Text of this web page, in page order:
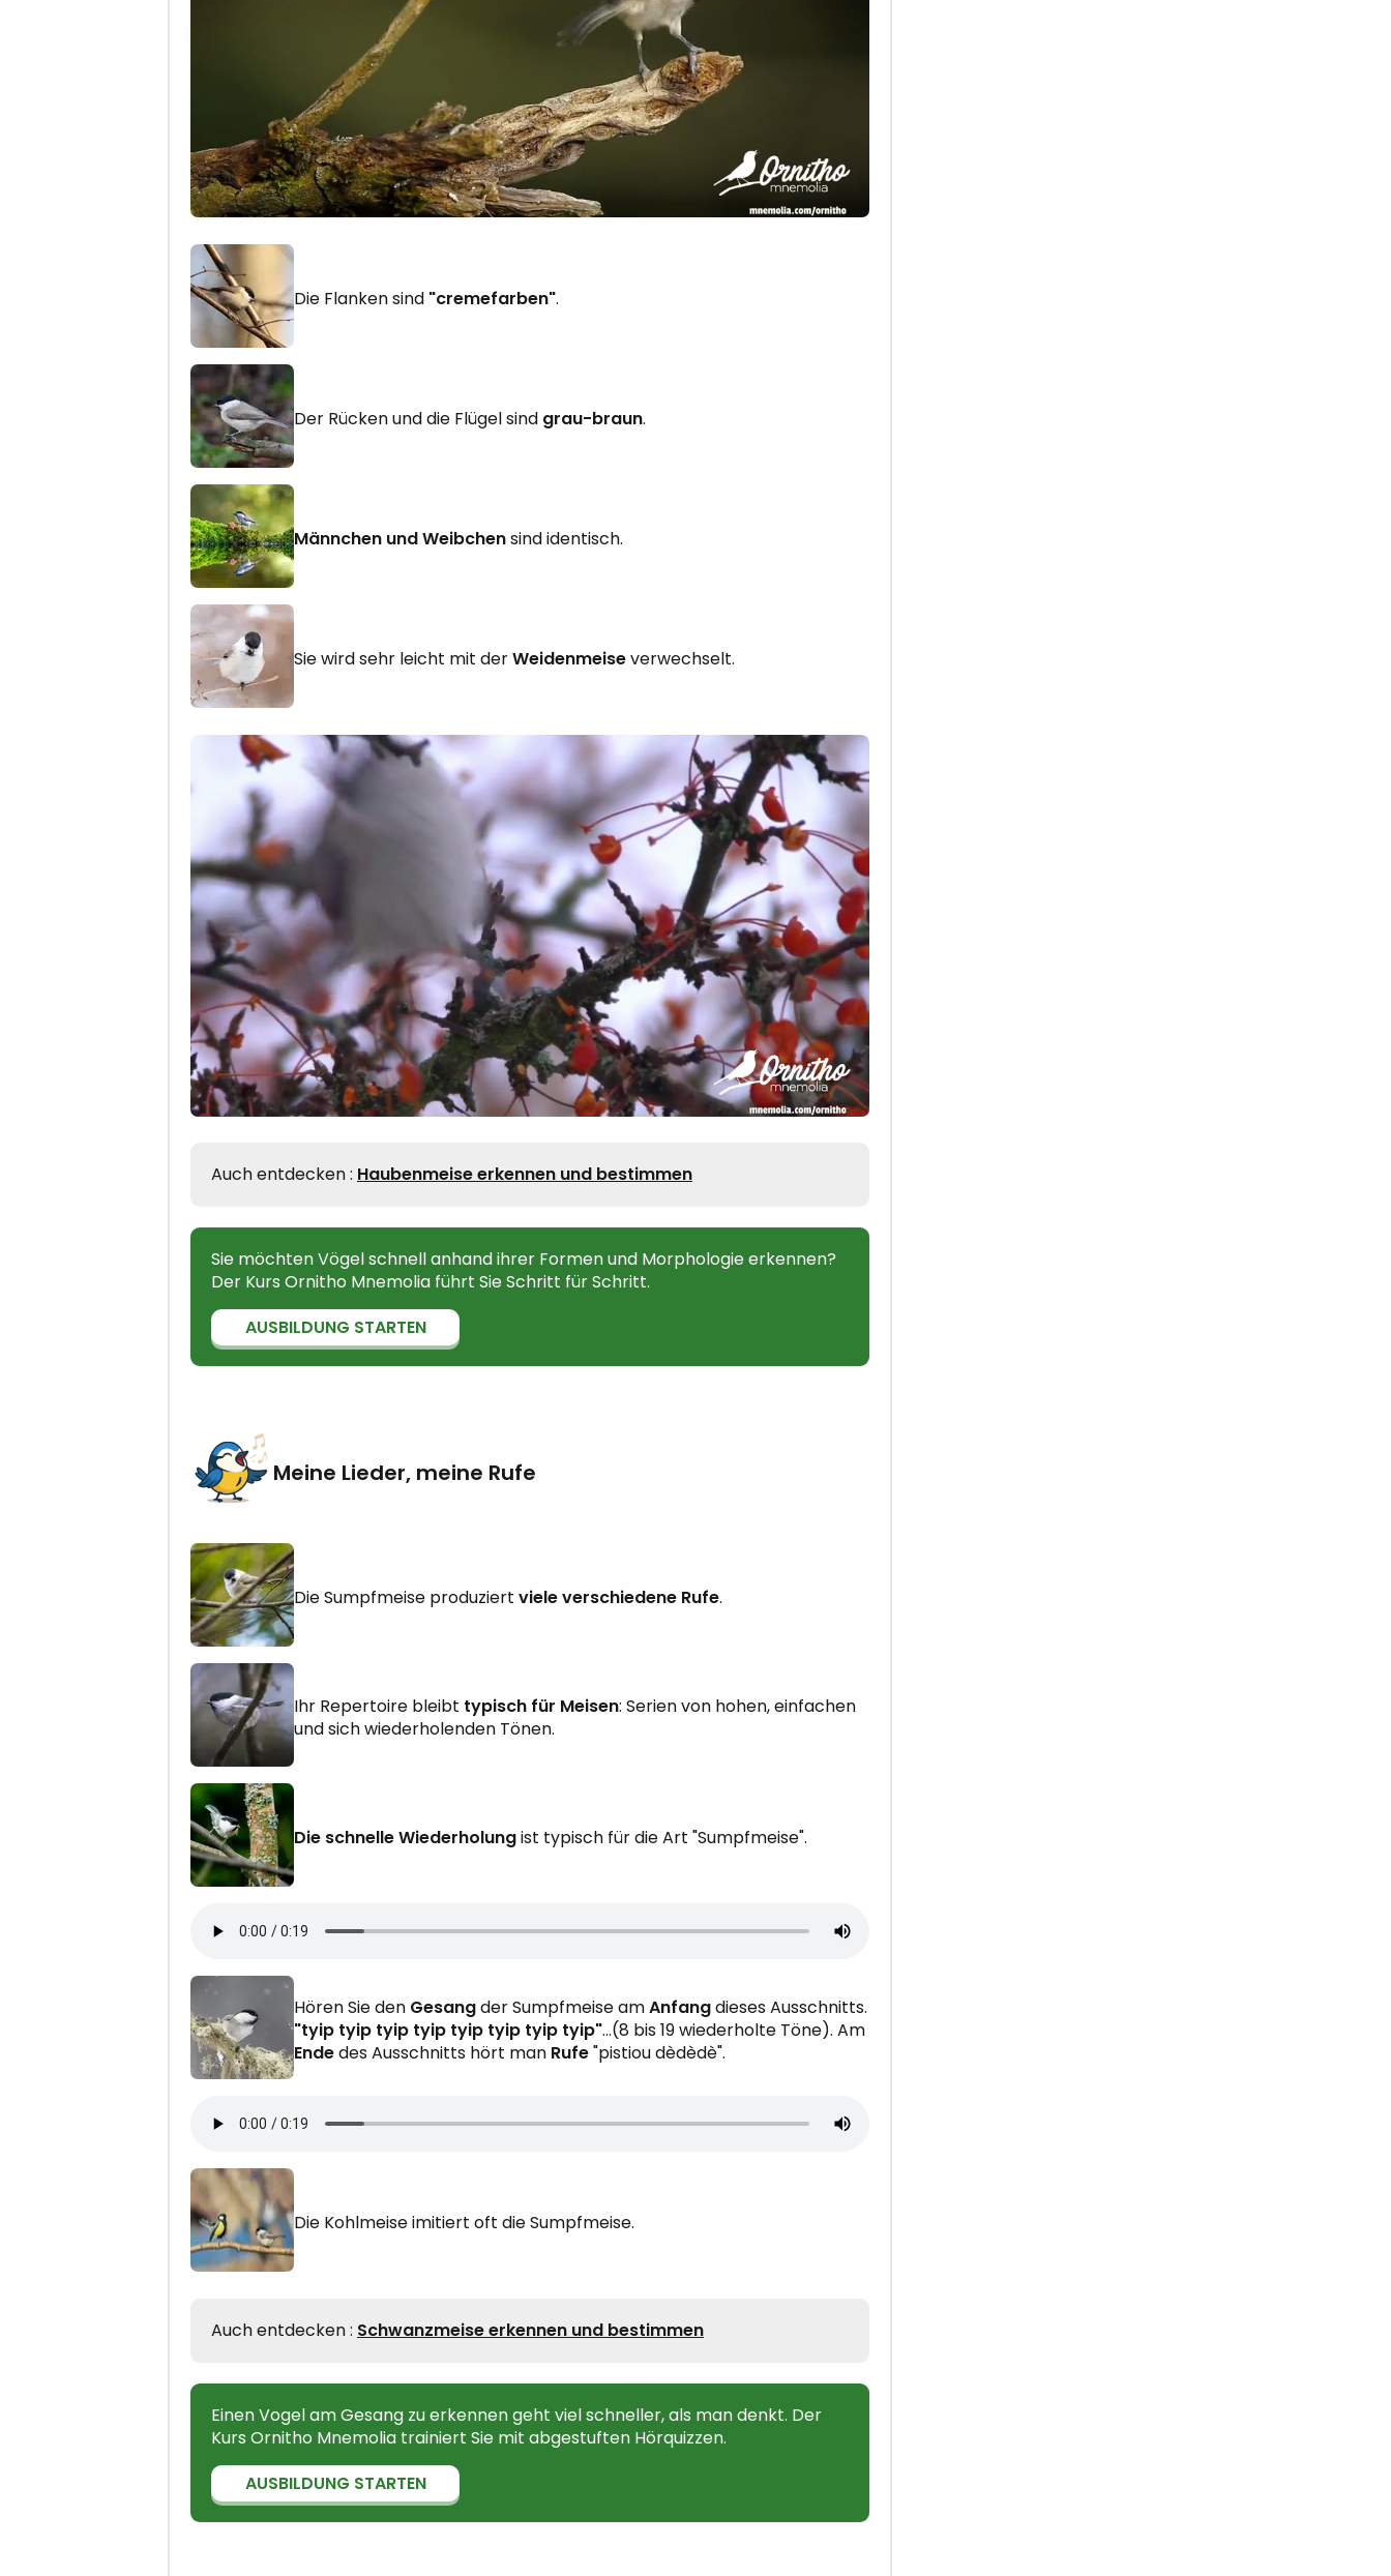
Die Flanken sind "cremefarben".
Der Rücken und die Flügel sind grau-braun.
Männchen und Weibchensind identisch.
Sie wird sehr leicht mit derWeidenmeiseverwechselt.
Auch entdecken : Haubenmeise erkennen und bestimmen
Sie möchten Vögel schnell anhand ihrer Formen und Morphologie erkennen?
Der Kurs Ornitho Mnemolia führt Sie Schritt für Schritt.
AUSBILDUNG STARTEN
Meine Lieder, meine Rufe
Die Sumpfmeise produziert viele verschiedene Rufe.
Ihr Repertoire bleibt typisch für Meisen: Serien von hohen, einfachen
und sich wiederholenden Tönen.
Die schnelle Wiederholungist typisch für die Art "Sumpfmeise".
Hören Sie den Gesangder Sumpfmeise amAnfangdieses Ausschnitts.
"tyip tyip tyip tyip tyip tyip tyip tyip"…(8 bis 19 wiederholte Töne). Am
Endedes Ausschnitts hört man Rufe"pistiou dèdèdè".
Die Kohlmeise imitiert oft die Sumpfmeise.
Auch entdecken : Schwanzmeise erkennen und bestimmen
Einen Vogel am Gesang zu erkennen geht viel schneller, als man denkt. Der
Kurs Ornitho Mnemolia trainiert Sie mit abgestuften Hörquizzen.
AUSBILDUNG STARTEN